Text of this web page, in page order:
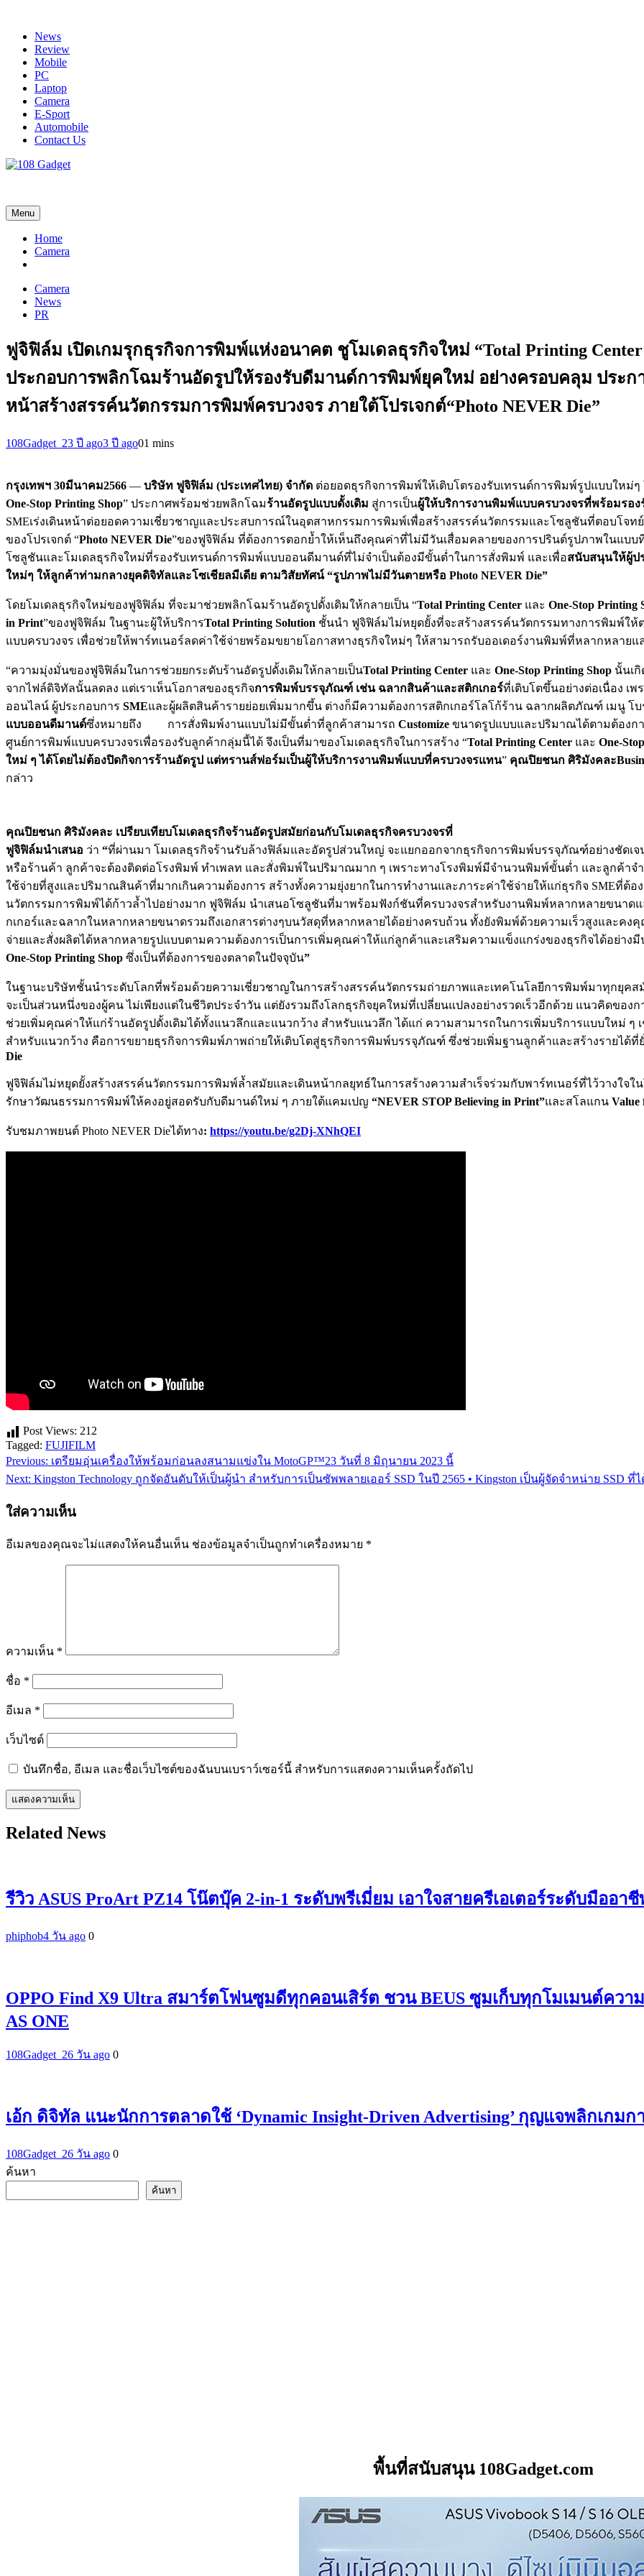
contentNews
Review
Mobile
PC
Laptop
Camera
E-Sport
Automobile
Contact Us
Menu
Home
Camera
Camera
News
PR
ฟูจิฟิล์ม เปิดเกมรุกธุรกิจการพิมพ์แห่งอนาคต ชูโมเดลธุรกิจใหม่ “Total Printing Center
ประกอบการพลิกโฉมร้านอัดรูปให้รองรับดีมานด์การพิมพ์ยุคใหม่ อย่างครอบคลุม ประ
หน้าสร้างสรรค์นวัตกรรมการพิมพ์ครบวงจร ภายใต้โปรเจกต์“Photo NEVER Die”
108Gadget_23 ปี ago3 ปี ago01 mins
กรุงเทพฯ 30มีนาคม2566 — บริษัท ฟูจิฟิล์ม (ประเทศไทย) จำกัด ต่อยอดธุรกิจการพิมพ์ให้เติบโตรองรับเทรนด์การพิมพ์รูปแบบใหม่ๆ
One-Stop Printing Shop” ประกาศพร้อมช่วยพลิกโฉมร้านอัดรูปแบบดั้งเดิม สู่การเป็นผู้ให้บริการงานพิมพ์แบบครบวงจรที่พร้อมรอ
SMEเร่งเดินหน้าต่อยอดความเชี่ยวชาญและประสบการณ์ในอุตสาหกรรมการพิมพ์เพื่อสร้างสรรค์นวัตกรรมและโซลูชันที่ตอบโจ
ของโปรเจกต์ “Photo NEVER Die”ของฟูจิฟิล์ม ที่ต้องการตอกย้ำให้เห็นถึงคุณค่าที่ไม่มีวันเสื่อมคลายของการปรินต์รูปภาพในแบบ
โซลูชันและโมเดลธุรกิจใหม่ที่รองรับเทรนด์การพิมพ์แบบออนดีมานด์ที่ไม่จำเป็นต้องมีขั้นต่ำในการสั่งพิมพ์ และเพื่อสนับสนุนให้ผู้ป
ใหม่ๆ ให้ลูกค้าท่ามกลางยุคดิจิทัลและโซเชียลมีเดีย ตามวิสัยทัศน์ “รูปภาพไม่มีวันตายหรือ Photo NEVER Die”
โดยโมเดลธุรกิจใหม่ของฟูจิฟิล์ม ที่จะมาช่วยพลิกโฉมร้านอัดรูปดั้งเดิมให้กลายเป็น “Total Printing Center และ One-Stop Printing
in Print”ของฟูจิฟิล์ม ในฐานะผู้ให้บริการTotal Printing Solution ชั้นนำ ฟูจิฟิล์มไม่หยุดยั้งที่จะสร้างสรรค์นวัตกรรมทางการพิมพ์ใ
แบบครบวงจร เพื่อช่วยให้พาร์ทเนอร์ลดค่าใช้จ่ายพร้อมขยายโอกาสทางธุรกิจใหม่ๆ ให้สามารถรับออเดอร์งานพิมพ์ที่หลากหลาย
“ความมุ่งมั่นของฟูจิฟิล์มในการช่วยยกระดับร้านอัดรูปดั้งเดิมให้กลายเป็นTotal Printing Center และ One-Stop Printing Shop นั้นเ
จากไฟล์ดิจิทัลนั้นลดลง แต่เราเห็นโอกาสของธุรกิจการพิมพ์บรรจุภัณฑ์ เช่น ฉลากสินค้าและสติกเกอร์ที่เติบโตขึ้นอย่างต่อเนื่อง เ
ออนไลน์ ผู้ประกอบการ SMEและผู้ผลิตสินค้ารายย่อยเพิ่มมากขึ้น ต่างก็มีความต้องการสติกเกอร์โลโก้ร้าน ฉลากผลิตภัณฑ์ เมนู โ
แบบออนดีมานด์ซึ่งหมายถึง การสั่งพิมพ์งานแบบไม่มีขั้นต่ำที่ลูกค้าสามารถ Customize ขนาดรูปแบบและปริมาณได้ตามต้องก
ศูนย์การพิมพ์แบบครบวงจรเพื่อรองรับลูกค้ากลุ่มนี้ได้ จึงเป็นที่มาของโมเดลธุรกิจในการสร้าง “Total Printing Center และ One-
ใหม่ ๆ ได้โดยไม่ต้องปิดกิจการร้านอัดรูป แต่ทรานส์ฟอร์มเป็นผู้ให้บริการงานพิมพ์แบบที่ครบวงจรแทน” คุณปิยชนก ศิริมังคละ
กล่าว
คุณปิยชนก ศิริมังคละ เปรียบเทียบโมเดลธุรกิจร้านอัดรูปสมัยก่อนกับโมเดลธุรกิจครบวงจรที่
ฟูจิฟิล์มนำเสนอ ว่า “ที่ผ่านมา โมเดลธุรกิจร้านรับล้างฟิล์มและอัดรูปส่วนใหญ่ จะแยกออกจากธุรกิจการพิมพ์บรรจุภัณฑ์อย่างชัด
หรือร้านค้า ลูกค้าจะต้องติดต่อโรงพิมพ์ ทำเพลท และสั่งพิมพ์ในปริมาณมาก ๆ เพราะทางโรงพิมพ์มีจำนวนพิมพ์ขั้นต่ำ และลูกค้า
ใช้จ่ายที่สูงและปริมาณสินค้าที่มากเกินความต้องการ สร้างทั้งความยุ่งยากในการทำงานและภาระค่าใช้จ่ายให้แก่ธุรกิจ SMEที่
นวัตกรรมการพิมพ์ได้ก้าวล้ำไปอย่างมาก ฟูจิฟิล์ม นำเสนอโซลูชันที่มาพร้อมฟังก์ชันที่ครบวงจรสำหรับงานพิมพ์หลากหลายขนาดแ
กเกอร์และฉลากในหลากหลายขนาดรวมถึงเอกสารต่างๆบนวัสดุที่หลากหลายได้อย่างครบถ้วน ทั้งยังพิมพ์ด้วยความเร็วสูงและ
จ่ายและสั่งผลิตได้หลากหลายรูปแบบตามความต้องการเป็นการเพิ่มคุณค่าให้แก่ลูกค้าและเสริมความแข็งแกร่งของธุรกิจได้อย่าง
One-Stop Printing Shop ซึ่งเป็นที่ต้องการของตลาดในปัจจุบัน”
ในฐานะบริษัทชั้นนำระดับโลกที่พร้อมด้วยความเชี่ยวชาญในการสร้างสรรค์นวัตกรรมถ่ายภาพและเทคโนโลยีการพิมพ์มาทุกยุ
จะเป็นส่วนหนึ่งของผู้คน ไม่เพียงแต่ในชีวิตประจำวัน แต่ยังรวมถึงโลกธุรกิจยุคใหม่ที่เปลี่ยนแปลงอย่างรวดเร็วอีกด้วย แนวคิดของก
ช่วยเพิ่มคุณค่าให้แก่ร้านอัดรูปดั้งเดิมได้ทั้งแนวลึกและแนวกว้าง สำหรับแนวลึก ได้แก่ ความสามารถในการเพิ่มบริการแบบใหม่
สำหรับแนวกว้าง คือการขยายธุรกิจการพิมพ์ภาพถ่ายให้เติบโตสู่ธุรกิจการพิมพ์บรรจุภัณฑ์ ซึ่งช่วยเพิ่มฐานลูกค้าและสร้างรายได้ที่
Die
ฟูจิฟิล์มไม่หยุดยั้งสร้างสรรค์นวัตกรรมการพิมพ์ล้ำสมัยและเดินหน้ากลยุทธ์ในการสร้างความสำเร็จร่วมกับพาร์ทเนอร์ที่ไว้วางใจ
รักษาวัฒนธรรมการพิมพ์ให้คงอยู่สอดรับกับดีมานด์ใหม่ ๆ ภายใต้แคมเปญ “NEVER STOP Believing in Print”และสโลแกน Value
รับชมภาพยนต์ Photo NEVER Dieได้ทาง: https://youtu.be/g2Dj-XNhQEI
Post Views: 212
Tagged: FUJIFILM
แนะแนว
Previous: เตรียมอุ่นเครื่องให้พร้อมก่อนลงสนามแข่งใน MotoGP™23 วันที่ 8 มิถุนายน 2023 นี้
Next: Kingston Technology ถูกจัดอันดับให้เป็นผู้นำ สำหรับการเป็นซัพพลายเออร์ SSD ในปี 2565 • Kingston เป็นผู้จัดจำหน่าย SSD ที่
ใส่ความเห็น
อีเมลของคุณจะไม่แสดงให้คนอื่นเห็น ช่องข้อมูลจำเป็นถูกทำเครื่องหมาย *
ความเห็น *
ชื่อ *
อีเมล *
เว็บไซต์
บันทึกชื่อ, อีเมล และชื่อเว็บไซต์ของฉันบนเบราว์เซอร์นี้ สำหรับการแสดงความเห็นครั้งถัดไป
Related News
รีวิว ASUS ProArt PZ14 โน๊ตบุ๊ค 2-in-1 ระดับพรีเมี่ยม เอาใจสายครีเอเตอร์ระดับมืออา
phiphob4 วัน ago 0
OPPO Find X9 Ultra สมาร์ตโฟนซูมดีทุกคอนเสิร์ต ชวน BEUS ซูมเก็บทุกโมเมนต์คว
AS ONE
108Gadget_26 วัน ago 0
เอ้ก ดิจิทัล แนะนักการตลาดใช้ ‘Dynamic Insight-Driven Advertising’ กุญแจพลิกเกมก
108Gadget_26 วัน ago 0
ค้นหา
ค้นหา
พื้นที่สนับสนุน 108Gadget.com